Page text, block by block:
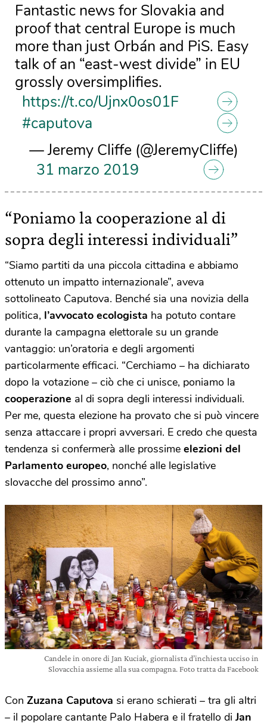
Fantastic news for Slovakia and
proof that central Europe is much
more than just Orbán and PiS. Easy
talk of an “east-west divide” in EU
grossly oversimplifies.
https://t.co/Ujnx0os01F
#caputova
— Jeremy Cliffe (@JeremyCliffe)
31 marzo 2019
“Poniamo la cooperazione al di
sopra degli interessi individuali”
“Siamo partiti da una piccola cittadina e abbiamo
ottenuto un impatto internazionale”, aveva
sottolineato Caputova. Benché sia una novizia della
politica, l’avvocato ecologista ha potuto contare
durante la campagna elettorale su un grande
vantaggio: un’oratoria e degli argomenti
particolarmente efficaci. “Cerchiamo – ha dichiarato
dopo la votazione – ciò che ci unisce, poniamo la
cooperazione al di sopra degli interessi individuali.
Per me, questa elezione ha provato che si può vincere
senza attaccare i propri avversari. E credo che questa
tendenza si confermerà alle prossime elezioni del
Parlamento europeo, nonché alle legislative
slovacche del prossimo anno”.
Candele in onore di Jan Kuciak, giornalista d’inchiesta ucciso in
Slovacchia assieme alla sua compagna. Foto tratta da Facebook
Con Zuzana Caputova si erano schierati – tra gli altri
– il popolare cantante Palo Habera e il fratello diJan